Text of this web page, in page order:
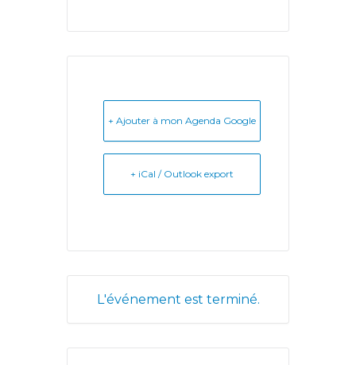
+ Ajouter à mon Agenda Google
+ iCal / Outlook export
L'événement est terminé.